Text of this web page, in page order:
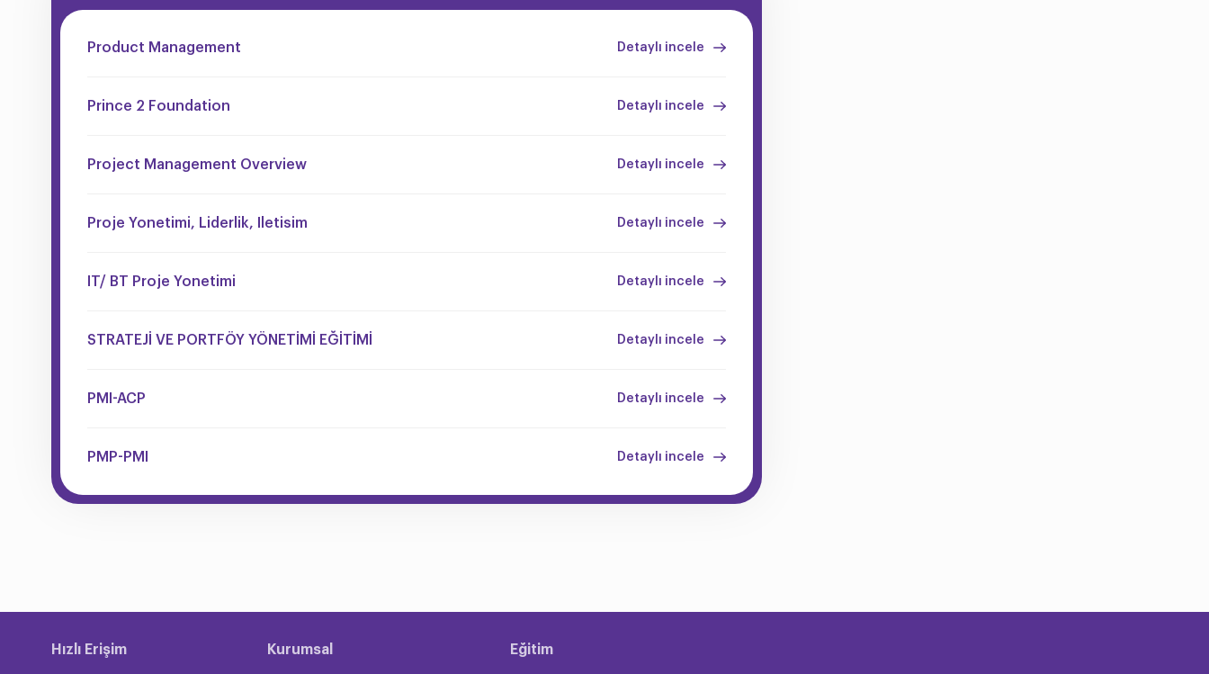
Product Management Detaylı incele
Prince 2 Foundation Detaylı incele
Project Management Overview Detaylı incele
Proje Yonetimi, Liderlik, Iletisim Detaylı incele
IT/ BT Proje Yonetimi Detaylı incele
STRATEJİ VE PORTFÖY YÖNETİMİ EĞİTİMİ Detaylı incele
PMI-ACP Detaylı incele
PMP-PMI Detaylı incele
Hızlı Erişim Kurumsal Eğitim